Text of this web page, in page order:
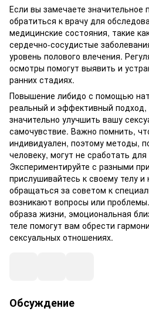
Если вы замечаете
обратиться к врачу для
медицинские состояния, такие
сердечно-сосудистые
уровень полового влечения.
осмотры помогут выявить и
ранних стадиях.
Повышение либидо с помощью
реальный и эффективный
значительно улучшить вашу
самочувствие. Важно помнить,
индивидуален, поэтому методы,
человеку, могут не сработать для
Экспериментируйте с разными
прислушивайтесь к своему телу и
обращаться за советом к
возникают вопросы или
образа жизни, эмоциональная
теле помогут вам обрести
сексуальных отношениях.
Обсуждение